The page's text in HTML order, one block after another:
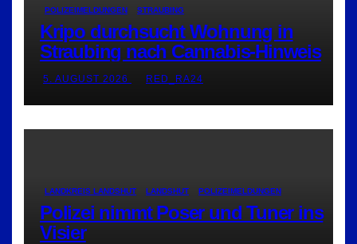
POLIZEIMELDUNGEN STRAUBING
Kripo durchsucht Wohnung in
Straubing nach Cannabis-Hinweis
5. AUGUST 2026 RED_RA24
LANDKREIS LANDSHUT LANDSHUT POLIZEIMELDUNGEN
Polizei nimmt Poser und Tuner ins
Visier